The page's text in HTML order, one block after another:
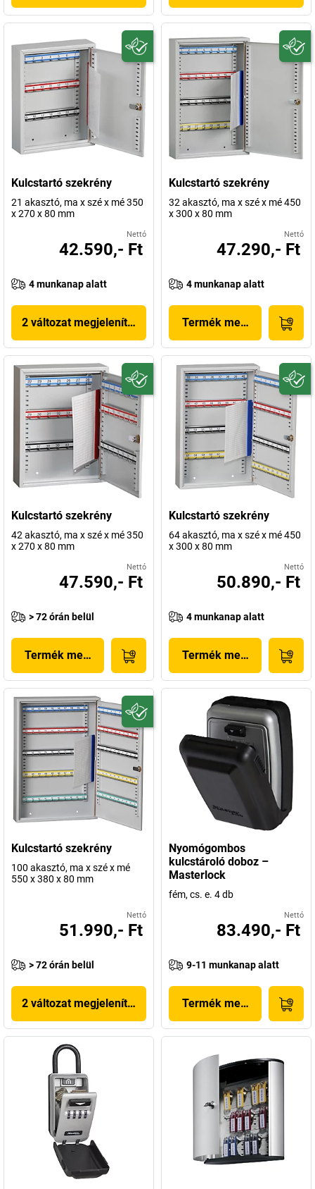
Kulcstartó szekrény
21 akasztó, ma x szé x mé 350
x 270 x 80 mm
Nettó
42.590,- Ft
4 munkanap alatt
2 változat megjelenítése
Kulcstartó szekrény
32 akasztó, ma x szé x mé 450
x 300 x 80 mm
Nettó
47.290,- Ft
4 munkanap alatt
Termék megjelenítése
Kulcstartó szekrény
42 akasztó, ma x szé x mé 350
x 270 x 80 mm
Nettó
47.590,- Ft
> 72 órán belül
Termék megjelenítése
Kulcstartó szekrény
64 akasztó, ma x szé x mé 450
x 300 x 80 mm
Nettó
50.890,- Ft
4 munkanap alatt
Termék megjelenítése
Kulcstartó szekrény
100 akasztó, ma x szé x mé
550 x 380 x 80 mm
Nettó
51.990,- Ft
> 72 órán belül
2 változat megjelenítése
Nyomógombos
kulcstároló doboz –
Masterlock
fém, cs. e. 4 db
Nettó
83.490,- Ft
9-11 munkanap alatt
Termék megjelenítése